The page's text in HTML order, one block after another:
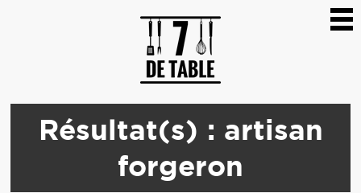
Résultat(s) : artisan
forgeron